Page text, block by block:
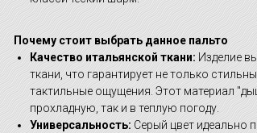
Почему стоит выбрать данное пальто
Качество итальянской ткани: Изделие
ткани, что гарантирует не только
тактильные ощущения. Этот материал
прохладную, так и в теплую погоду.
Универсальность: Серый цвет идеально